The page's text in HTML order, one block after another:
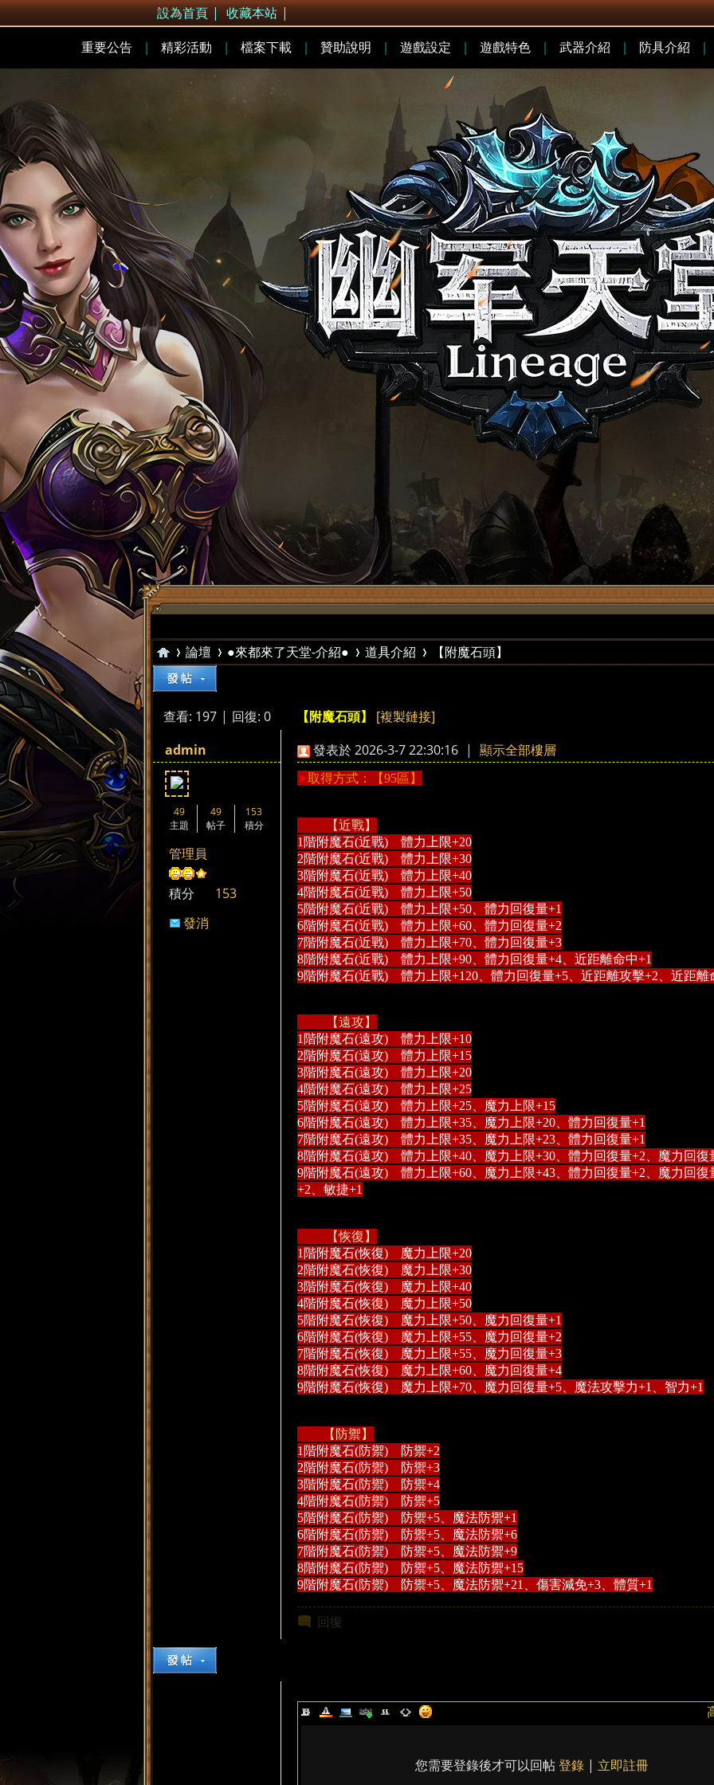
設為首頁 | 收藏本站 |
來
都
»
論壇
›
●來都來了天堂-介紹●
›
道具介紹
›
【附魔石頭】
查看: 197 | 回復: 0 【附魔石頭】
[複製鏈接]
admin
49
主題
49
帖子
153
積分
管理員
積分
153
發消
發表於 2026-3-7 22:30:16 | 顯示全部樓層
➤取得方式：【95區】
【近戰】
1階附魔石(近戰) 體力上限+20
2階附魔石(近戰) 體力上限+30
3階附魔石(近戰) 體力上限+40
4階附魔石(近戰) 體力上限+50
5階附魔石(近戰) 體力上限+50、體力回復量+1
6階附魔石(近戰) 體力上限+60、體力回復量+2
7階附魔石(近戰) 體力上限+70、體力回復量+3
8階附魔石(近戰) 體力上限+90、體力回復量+4、近距離命中+1
9階附魔石(近戰) 體力上限+120、體力回復量+5、近距離攻擊+2、近距離
【遠攻】
1階附魔石(遠攻) 體力上限+10
2階附魔石(遠攻) 體力上限+15
3階附魔石(遠攻) 體力上限+20
4階附魔石(遠攻) 體力上限+25
5階附魔石(遠攻) 體力上限+25、魔力上限+15
6階附魔石(遠攻) 體力上限+35、魔力上限+20、體力回復量+1
7階附魔石(遠攻) 體力上限+35、魔力上限+23、體力回復量+1
8階附魔石(遠攻) 體力上限+40、魔力上限+30、體力回復量+2、魔力回復
9階附魔石(遠攻) 體力上限+60、魔力上限+43、體力回復量+2、魔力回復
+2、敏捷+1
【恢復】
1階附魔石(恢復) 魔力上限+20
2階附魔石(恢復) 魔力上限+30
3階附魔石(恢復) 魔力上限+40
4階附魔石(恢復) 魔力上限+50
5階附魔石(恢復) 魔力上限+50、魔力回復量+1
6階附魔石(恢復) 魔力上限+55、魔力回復量+2
7階附魔石(恢復) 魔力上限+55、魔力回復量+3
8階附魔石(恢復) 魔力上限+60、魔力回復量+4
9階附魔石(恢復) 魔力上限+70、魔力回復量+5、魔法攻擊力+1、智力+1
【防禦】
1階附魔石(防禦) 防禦+2
2階附魔石(防禦) 防禦+3
3階附魔石(防禦) 防禦+4
4階附魔石(防禦) 防禦+5
5階附魔石(防禦) 防禦+5、魔法防禦+1
6階附魔石(防禦) 防禦+5、魔法防禦+6
7階附魔石(防禦) 防禦+5、魔法防禦+9
8階附魔石(防禦) 防禦+5、魔法防禦+15
9階附魔石(防禦) 防禦+5、魔法防禦+21、傷害減免+3、體質+1
回復
您需要登錄後才可以回帖登錄 | 立即註冊